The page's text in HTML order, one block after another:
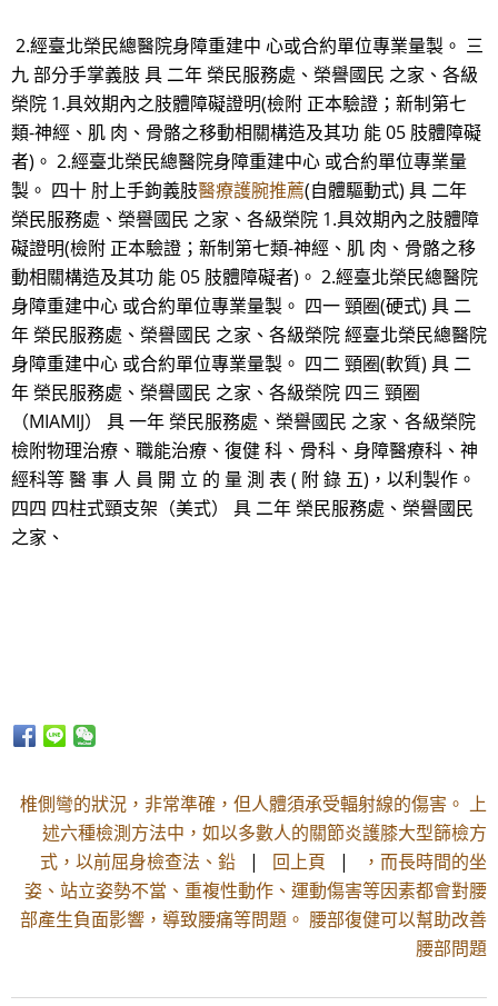
2.經臺北榮民總醫院身障重建中 心或合約單位專業量製。 三
九 部分手掌義肢 具 二年 榮民服務處、榮譽國民 之家、各級
榮院 1.具效期內之肢體障礙證明(檢附 正本驗證；新制第七
類-神經、肌 肉、骨骼之移動相關構造及其功 能 05 肢體障礙
者)。 2.經臺北榮民總醫院身障重建中心 或合約單位專業量
製。 四十 肘上手鉤義肢醫療護腕推薦(自體驅動式) 具 二年
榮民服務處、榮譽國民 之家、各級榮院 1.具效期內之肢體障
礙證明(檢附 正本驗證；新制第七類-神經、肌 肉、骨骼之移
動相關構造及其功 能 05 肢體障礙者)。 2.經臺北榮民總醫院
身障重建中心 或合約單位專業量製。 四一 頸圈(硬式) 具 二
年 榮民服務處、榮譽國民 之家、各級榮院 經臺北榮民總醫院
身障重建中心 或合約單位專業量製。 四二 頸圈(軟質) 具 二
年 榮民服務處、榮譽國民 之家、各級榮院 四三 頸圈
（MIAMIJ） 具 一年 榮民服務處、榮譽國民 之家、各級榮院
檢附物理治療、職能治療、復健 科、骨科、身障醫療科、神
經科等 醫 事 人 員 開 立 的 量 測 表 ( 附 錄 五)，以利製作。
四四 四柱式頸支架（美式） 具 二年 榮民服務處、榮譽國民
之家、
椎側彎的狀況，非常準確，但人體須承受輻射線的傷害。 上
述六種檢測方法中，如以多數人的關節炎護膝大型篩檢方
式，以前屈身檢查法、鉛 | 回上頁 |
，而長時間的坐
姿、站立姿勢不當、重複性動作、運動傷害等因素都會對腰
部產生負面影響，導致腰痛等問題。 腰部復健可以幫助改善
腰部問題